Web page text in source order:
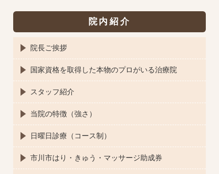
院内紹介
院長ご挨拶
国家資格を取得した本物のプロがいる治療院
スタッフ紹介
当院の特徴（強さ）
日曜日診療（コース制）
市川市はり・きゅう・マッサージ助成券